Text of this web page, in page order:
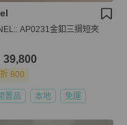
AP0231金釦三摺短夾
39,800
800
置品 本地 免運